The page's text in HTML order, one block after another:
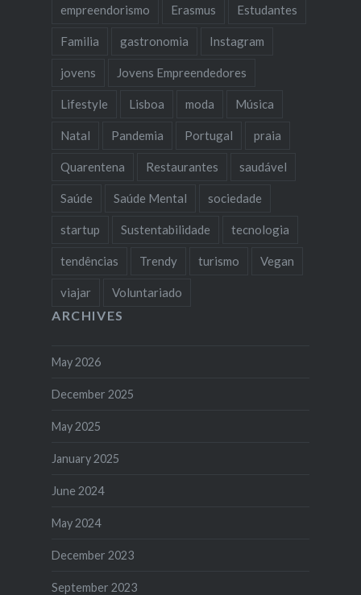
empreendorismo Erasmus Estudantes
Familia gastronomia Instagram
jovens Jovens Empreendedores
Lifestyle Lisboa moda Música
Natal Pandemia Portugal praia
Quarentena Restaurantes saudável
Saúde Saúde Mental sociedade
startup Sustentabilidade tecnologia
tendências Trendy turismo Vegan
viajar Voluntariado
ARCHIVES
May 2026
December 2025
May 2025
January 2025
June 2024
May 2024
December 2023
September 2023